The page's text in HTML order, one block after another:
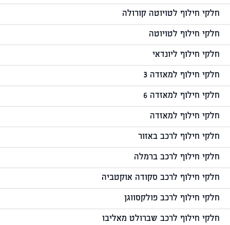
חלקי חילוף לטויוטה קורולה
חלקי חילוף לטויוטה
חלקי חילוף ליונדאי
חלקי חילוף למאזדה 3
חלקי חילוף למאזדה 6
חלקי חילוף למאזדה
חלקי חילוף לרכב באזור
חלקי חילוף לרכב ברמלה
חלקי חילוף לרכב סקודה אוקטביה
חלקי חילוף לרכב פולקסווגן
חלקי חילוף לרכב שברולט מאליבו